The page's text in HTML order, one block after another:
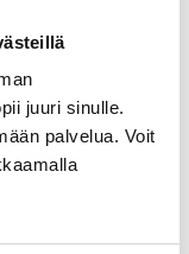
juuri sinulle.
palvelua. Voit
helposti